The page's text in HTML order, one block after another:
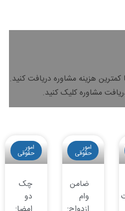
کمترین هزینه مشاوره دریافت کنید.
مشاوره کلیک کنید.
امور
حقوقی
ضامن
وام
امور
حقوقی
چک
دو